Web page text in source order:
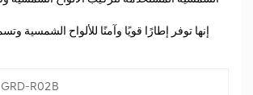
إنها توفر إطارًا قويًا وآمنًا للألواح الشمسية
GRD-R02B